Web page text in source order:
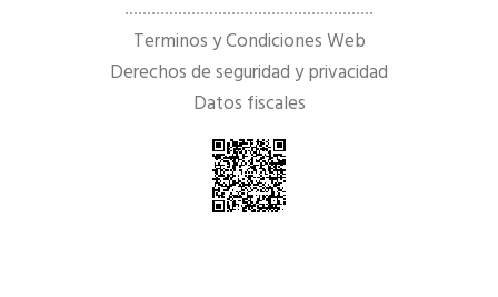
Terminos y Condiciones Web
Derechos de seguridad y privacidad
Datos fiscales